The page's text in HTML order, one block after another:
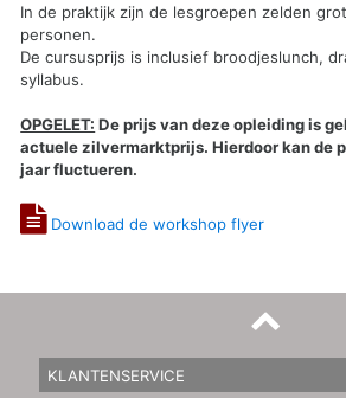
In de praktijk zijn de lesgroepen zelden
personen.
De cursusprijs is inclusief broodjeslunch,
syllabus.
OPGELET: De prijs van deze opleiding is
actuele zilvermarktprijs. Hierdoor kan de
jaar fluctueren.
Download de workshop flyer
KLANTENSERVICE